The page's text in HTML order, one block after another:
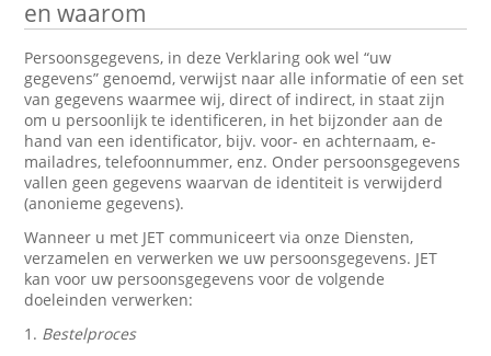
en waarom
Persoonsgegevens, in deze Verklaring ook wel “uw
gegevens” genoemd, verwijst naar alle informatie of een set
van gegevens waarmee wij, direct of indirect, in staat zijn
om u persoonlijk te identificeren, in het bijzonder aan de
hand van een identificator, bijv. voor- en achternaam, e-
mailadres, telefoonnummer, enz. Onder persoonsgegevens
vallen geen gegevens waarvan de identiteit is verwijderd
(anonieme gegevens).
Wanneer u met JET communiceert via onze Diensten,
verzamelen en verwerken we uw persoonsgegevens. JET
kan voor uw persoonsgegevens voor de volgende
doeleinden verwerken:
1. Bestelproces